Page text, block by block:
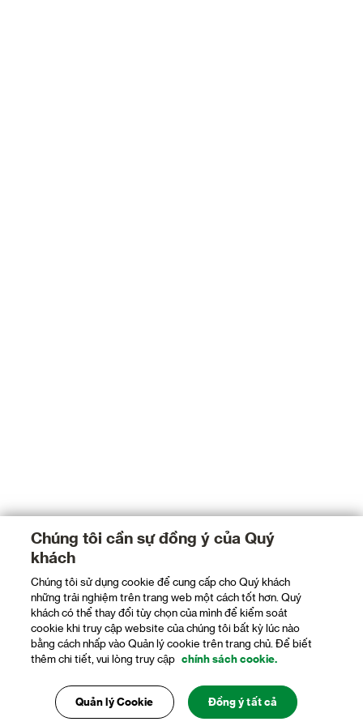
Chúng tôi cần sự đồng ý của Quý
khách
Chúng tôi sử dụng cookie để cung cấp cho Quý khách
những trải nghiệm trên trang web một cách tốt hơn. Quý
khách có thể thay đổi tùy chọn của mình để kiểm soát
cookie khi truy cập website của chúng tôi bất kỳ lúc nào
bằng cách nhấp vào Quản lý cookie trên trang chủ. Để biết
thêm chi tiết, vui lòng truy cập
chính sách cookie.
Quản lý Cookie Đồng ý tất cả